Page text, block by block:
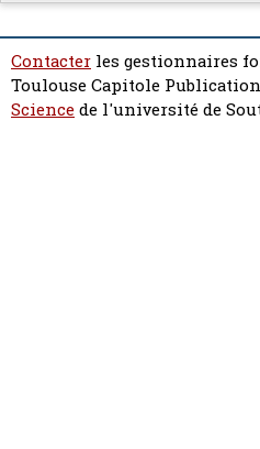
Contacter les gestionnaires
Toulouse Capitole
Sciencede l'université de